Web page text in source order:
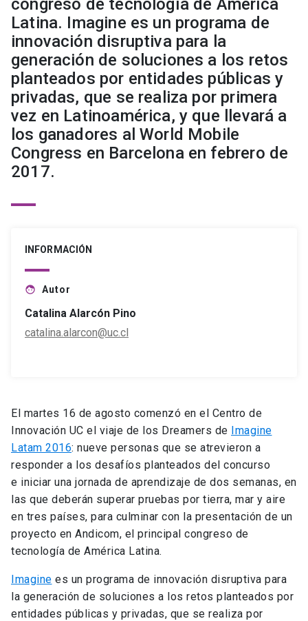
Latina. Imagine es un programa de
innovación disruptiva para la
generación de soluciones a los retos
planteados por entidades públicas y
privadas, que se realiza por primera
vez en Latinoamérica, y que llevará a
los ganadores al World Mobile
Congress en Barcelona en febrero de
2017.
INFORMACIÓN
face Autor
Catalina Alarcón Pino
catalina.alarcon@uc.cl
El martes 16 de agosto comenzó en el Centro de
Innovación UC el viaje de los Dreamers de Imagine
Latam 2016: nueve personas que se atrevieron a
responder a los desafíos planteados del concurso
e iniciar una jornada de aprendizaje de dos semanas, en
las que deberán superar pruebas por tierra, mar y aire
en tres países, para culminar con la presentación de un
proyecto en Andicom, el principal congreso de
tecnología de América Latina.
Imagine es un programa de innovación disruptiva para
la generación de soluciones a los retos planteados por
entidades públicas y privadas, que se realiza por